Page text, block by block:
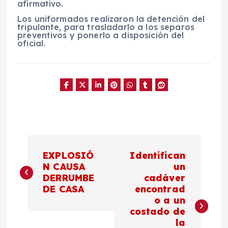
afirmativo.
Los uniformados realizaron la detención del
tripulante, para trasladarlo a los separos
preventivos y ponerlo a disposición del
oficial.
a
EXPLOSIÓ
N CAUSA
DERRUMBE
DE CASA
Identifican
un
cadáver
encontrad
o a un
costado de
la